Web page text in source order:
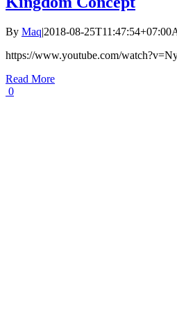
By Maq|2018-08-25T11:47:54+07:00
https://www.youtube.com/
Read More
0